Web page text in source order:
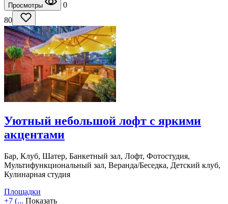
Просмотры
0
80
Уютный небольшой лофт с яркими
акцентами
Бар, Клуб, Шатер, Банкетный зал, Лофт, Фотостудия,
Мультифункциональный зал, Веранда/Беседка, Детский клуб,
Кулинарная студия
Площадки
+7 (... Показать